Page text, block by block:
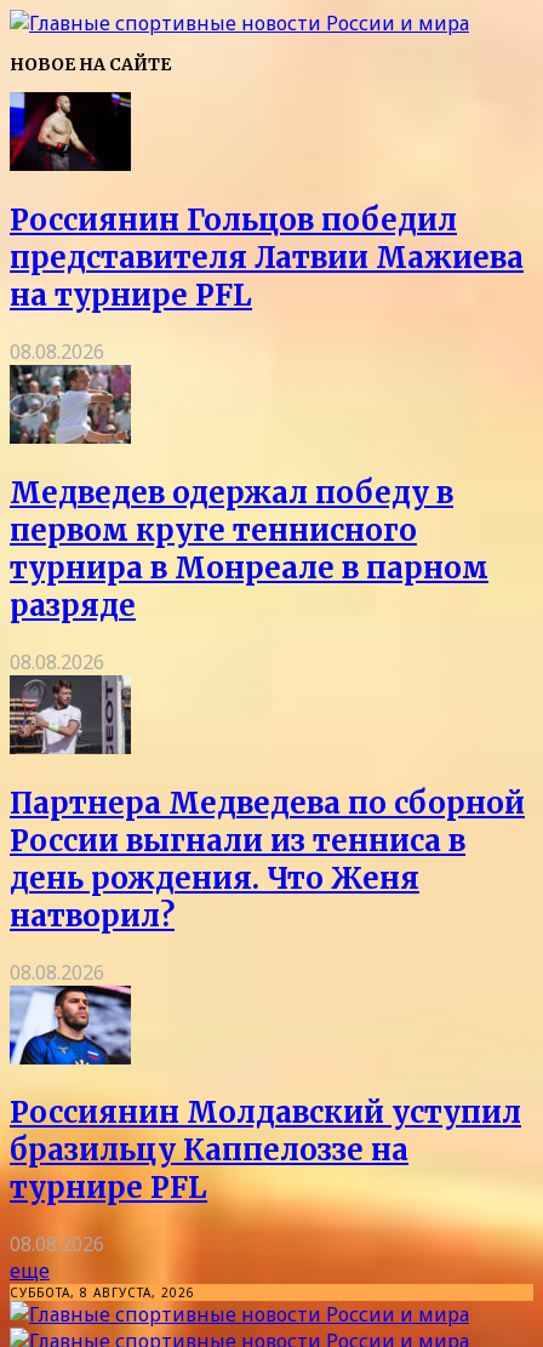
НОВОЕ НА САЙТЕ
Россиянин Гольцов победил
представителя Латвии Мажиева
на турнире PFL
08.08.2026
Медведев одержал победу в
первом круге теннисного
турнира в Монреале в парном
разряде
08.08.2026
Партнера Медведева по сборной
России выгнали из тенниса в
день рождения. Что Женя
натворил?
08.08.2026
Россиянин Молдавский уступил
бразильцу Каппелоззе на
турнире PFL
08.08.2026
еще
СУББОТА, 8 АВГУСТА, 2026